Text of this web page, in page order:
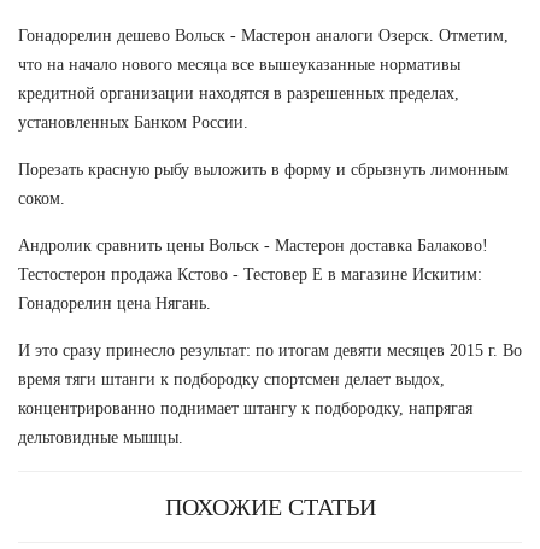
Гонадорелин дешево Вольск - Мастерон аналоги Озерск. Отметим,
что на начало нового месяца все вышеуказанные нормативы
кредитной организации находятся в разрешенных пределах,
установленных Банком России.
Порезать красную рыбу выложить в форму и сбрызнуть лимонным
соком.
Андролик сравнить цены Вольск - Мастерон доставка Балаково!
Тестостерон продажа Кстово - Тестовер Е в магазине Искитим:
Гонадорелин цена Нягань.
И это сразу принесло результат: по итогам девяти месяцев 2015 г. Во
время тяги штанги к подбородку спортсмен делает выдох,
концентрированно поднимает штангу к подбородку, напрягая
дельтовидные мышцы.
ПОХОЖИЕ СТАТЬИ